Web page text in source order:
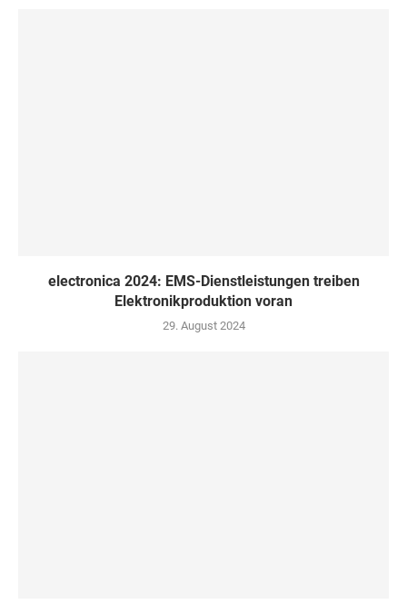
electronica 2024: EMS-Dienstleistungen treiben
Elektronikproduktion voran
29. August 2024